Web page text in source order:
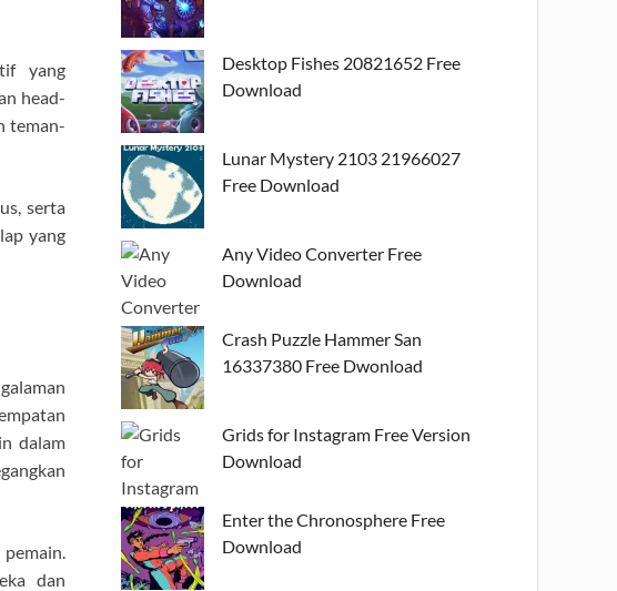
yang
head-
teman-
serta
yang
dalam
dan
Desktop Fishes 20821652 Free
Download
Lunar Mystery 2103 21966027
Free Download
Any Video Converter Free
Download
Crash Puzzle Hammer San
16337380 Free Dwonload
Grids for Instagram Free Version
Download
Enter the Chronosphere Free
Download